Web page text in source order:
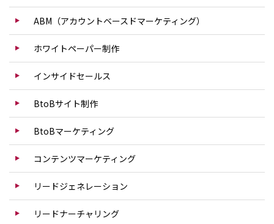
ABM（アカウントベースドマーケティング）
ホワイトペーパー制作
インサイドセールス
BtoBサイト制作
BtoBマーケティング
コンテンツマーケティング
リードジェネレーション
リードナーチャリング